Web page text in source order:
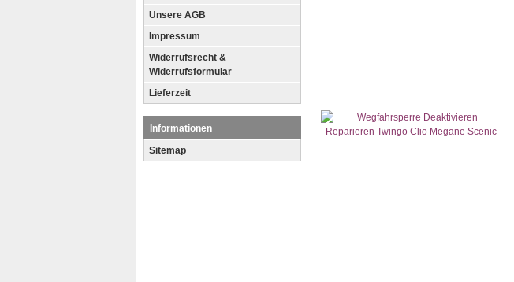
Unsere AGB
Impressum
Widerrufsrecht &
Widerrufsformular
Lieferzeit
Informationen
Sitemap